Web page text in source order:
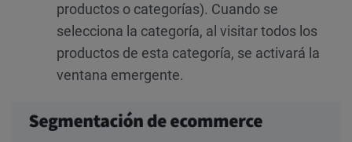
productos o categorías). Cuando se
selecciona la categoría, al visitar todos los
productos de esta categoría, se activará la
ventana emergente.